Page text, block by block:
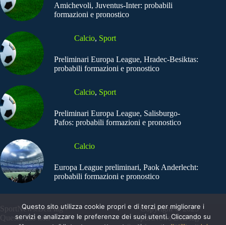
Amichevoli, Juventus-Inter: probabili
formazioni e pronostico
Calcio, Sport
Preliminari Europa League, Hradec-Besiktas:
probabili formazioni e pronostico
Calcio, Sport
Preliminari Europa League, Salisburgo-
Pafos: probabili formazioni e pronostico
Calcio
Europa League preliminari, Paok Anderlecht:
probabili formazioni e pronostico
SportNews.BetFlag -
Questo sito non
Copyright © 2025
SportNews BetFlag
Questo sito utilizza cookie propri e di terzi per migliorare i
servizi e analizzare le preferenze dei suoi utenti. Cliccando su